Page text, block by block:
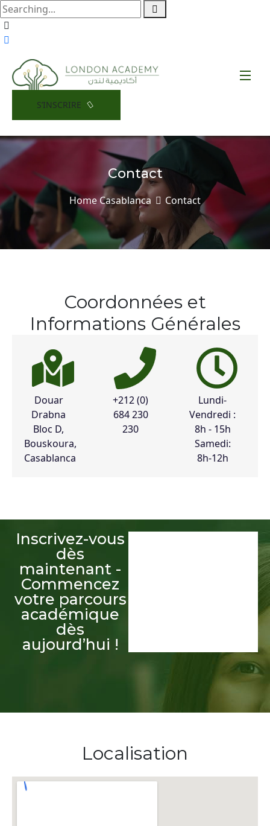
S’INSCRIRE
Contact
HomeCasablanca Contact
Coordonnées et
Informations Générales
Douar
Drabna
Bloc D,
Bouskoura,
Casablanca
+212 (0)
684 230
230
Lundi-
Vendredi :
8h - 15h
Samedi:
8h-12h
Inscrivez-vous
dès
maintenant -
Commencez
votre parcours
académique
dès
aujourd’hui !
Localisation